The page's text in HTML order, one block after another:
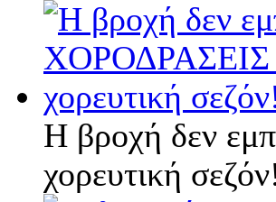
Η βροχή δεν
χορευτική